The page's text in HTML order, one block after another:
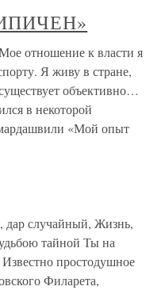
к власти я
Я живу в стране,
объективно…
в некоторой
«Мой опыт
дар случайный, Жизнь,
тайной Ты на
простодушное
Филарета,